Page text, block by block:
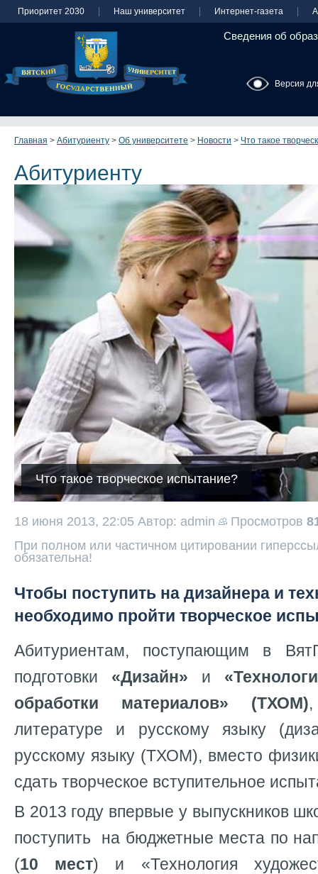
Приоритет 2030 Наш университет Интернет-газета
Сведения об
Версия
Главная > Абитуриенту > Об университете > Новости > Что такое
Абитуриенту
Что такое творческое испытание?
18 июня 2013, 22:05 Автор: admin Просмотров
При полном или частичном цитировании
обязательна!
Чтобы поступить на дизайнера и
необходимо пройти творческое
Абитуриентам, поступающим в
подготовки «Дизайн» и
обработки материалов» (ТХОМ)
литературе и русскому языку
русскому языку (ТХОМ), вместо
сдать творческое вступительное
В 2013 году впервые у выпускников
поступить на бюджетные места по
(10 мест) и «Технология